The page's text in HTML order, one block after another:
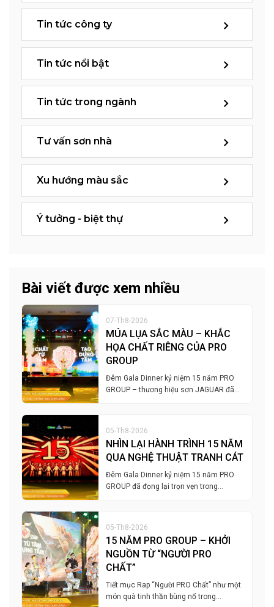
Tin tức công ty
Tin tức nổi bật
Tin tức trong ngành
Tư vấn sơn nhà
Xu hướng màu sắc
Ý tưởng - biệt thự
Bài viết được xem nhiều
07-Th8-2026
MÚA LỤA SẮC MÀU – KHẮC
HỌA CHẤT RIÊNG CỦA PRO
GROUP
Đêm Gala Dinner kỷ niệm 15 năm PRO
GROUP – thương hiệu sơn JAGUAR đã…
05-Th8-2026
NHÌN LẠI HÀNH TRÌNH 15 NĂM
QUA NGHỆ THUẬT TRANH CÁT
Đêm Gala Dinner kỷ niệm 15 năm PRO
GROUP đã đọng lại trọn vẹn trong…
05-Th8-2026
15 NĂM PRO GROUP – KHỞI
NGUỒN TỪ “NGƯỜI PRO
CHẤT”
Tiết mục Rap “Người PRO Chất” như một
món quà tinh thần bùng nổ trong…